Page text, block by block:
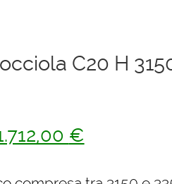
C20 H
€
attuale